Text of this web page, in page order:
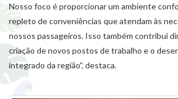
Nosso foco é proporcionar um ambiente
repleto de conveniências que atendam às
nossos passageiros. Isso também contribui
criação de novos postos de trabalho e o
integrado da região”, destaca.